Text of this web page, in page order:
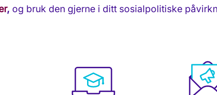
, og bruk den gjerne i ditt sosialpolitiske